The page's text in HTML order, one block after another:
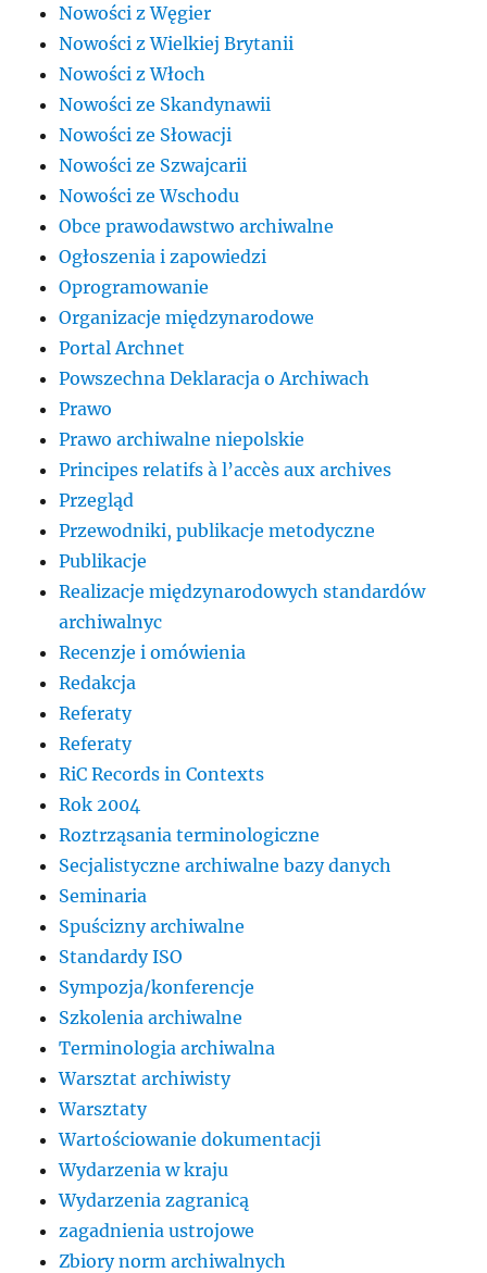
Nowości z Węgier
Nowości z Wielkiej Brytanii
Nowości z Włoch
Nowości ze Skandynawii
Nowości ze Słowacji
Nowości ze Szwajcarii
Nowości ze Wschodu
Obce prawodawstwo archiwalne
Ogłoszenia i zapowiedzi
Oprogramowanie
Organizacje międzynarodowe
Portal Archnet
Powszechna Deklaracja o Archiwach
Prawo
Prawo archiwalne niepolskie
Principes relatifs à l’accès aux archives
Przegląd
Przewodniki, publikacje metodyczne
Publikacje
Realizacje międzynarodowych standardów
archiwalnyc
Recenzje i omówienia
Redakcja
Referaty
Referaty
RiC Records in Contexts
Rok 2004
Roztrząsania terminologiczne
Secjalistyczne archiwalne bazy danych
Seminaria
Spuścizny archiwalne
Standardy ISO
Sympozja/konferencje
Szkolenia archiwalne
Terminologia archiwalna
Warsztat archiwisty
Warsztaty
Wartościowanie dokumentacji
Wydarzenia w kraju
Wydarzenia zagranicą
zagadnienia ustrojowe
Zbiory norm archiwalnych